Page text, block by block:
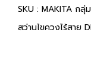
SKU : MAKITA กลุ่
สว่านไขควงไร้สาย